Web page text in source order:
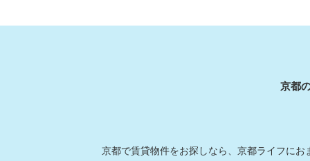
京都
京都で賃貸物件をお探しなら、京都ライフに